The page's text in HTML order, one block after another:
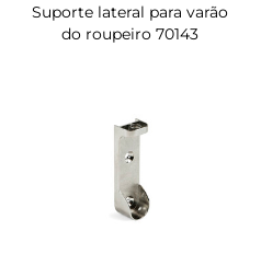
Suporte lateral para varão
do roupeiro 70143